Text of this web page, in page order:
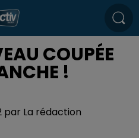
COUPÉE
!
par La rédaction